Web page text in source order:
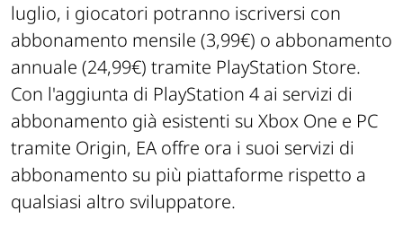
luglio, i giocatori potranno iscriversi con
abbonamento mensile (3,99€) o abbonamento
annuale (24,99€) tramite PlayStation Store.
Con l'aggiunta di PlayStation 4 ai servizi di
abbonamento già esistenti su Xbox One e PC
tramite Origin, EA offre ora i suoi servizi di
abbonamento su più piattaforme rispetto a
qualsiasi altro sviluppatore.